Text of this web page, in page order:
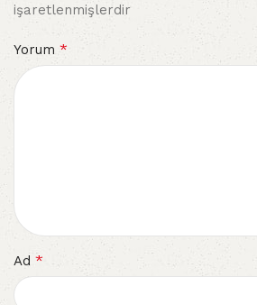
işaretlenmişlerdir
Yorum *
Ad *